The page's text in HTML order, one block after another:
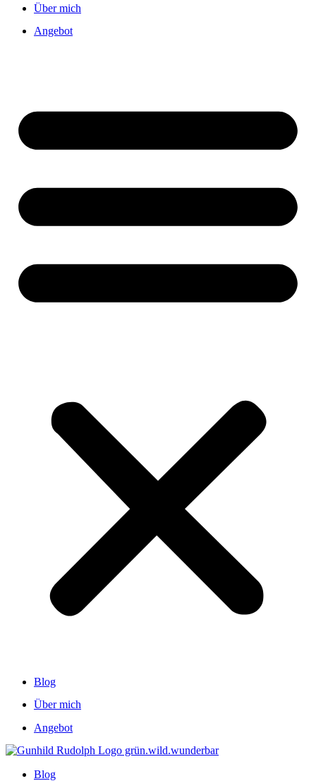
Über mich
Angebot
Blog
Über mich
Angebot
Blog